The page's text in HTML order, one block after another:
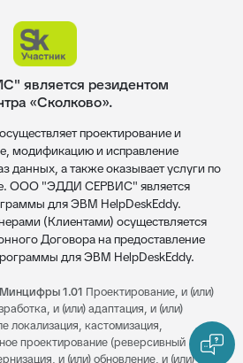
резидентом
«Сколково».
проектирование и
модификацию и исправление
данных, а также оказывает услуги по
ООО "ЭДДИ СЕРВИС" является
для ЭВМ HelpDeskEddy.
(Клиентами) осуществляется
Договора на предоставление
для ЭВМ HelpDeskEddy.
1.01 Проектирование, и (или)
и (или) адаптация, и (или)
локализация, кастомизация,
проектирование (реверсивный
и (или) обновление, и (или)